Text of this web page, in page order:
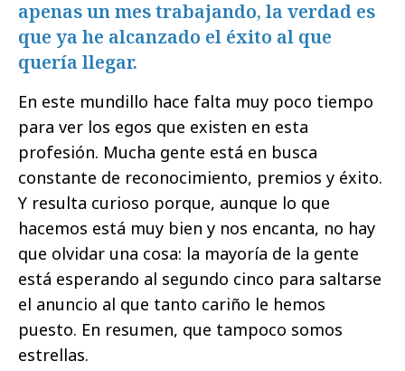
apenas un mes trabajando, la verdad es
que ya he alcanzado el éxito al que
quería llegar.
En este mundillo hace falta muy poco tiempo
para ver los egos que existen en esta
profesión. Mucha gente está en busca
constante de reconocimiento, premios y éxito.
Y resulta curioso porque, aunque lo que
hacemos está muy bien y nos encanta, no hay
que olvidar una cosa: la mayoría de la gente
está esperando al segundo cinco para saltarse
el anuncio al que tanto cariño le hemos
puesto. En resumen, que tampoco somos
estrellas.